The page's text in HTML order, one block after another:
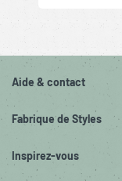
Aide & contact
Fabrique de Styles
Inspirez-vous